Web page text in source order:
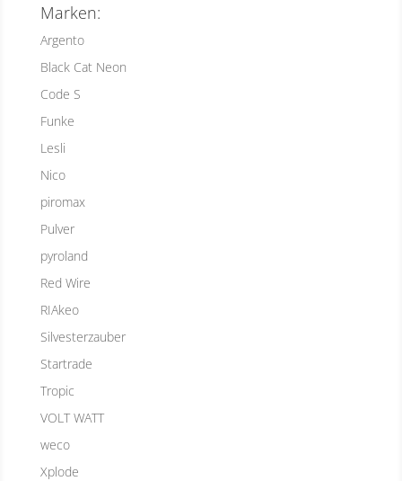
Marken:
Argento
Black Cat Neon
Code S
Funke
Lesli
Nico
piromax
Pulver
pyroland
Red Wire
RIAkeo
Silvesterzauber
Startrade
Tropic
VOLT WATT
weco
Xplode